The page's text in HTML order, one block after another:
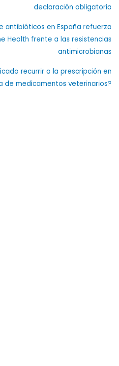
declaración obligatoria
antibióticos en España refuerza
Health frente a las resistencias
antimicrobianas
recurrir a la prescripción en
de medicamentos veterinarios?